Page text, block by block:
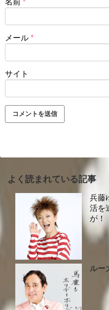
メール *
サイト
よく読まれている記事
兵藤
活を
が！
ルー